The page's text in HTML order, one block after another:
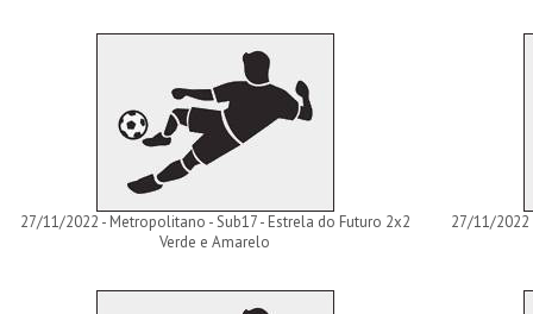
27/11/2022 - Metropolitano - Sub17 - Estrela do Futuro 2x2
Verde e Amarelo
27/11/2022